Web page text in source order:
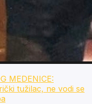
MEDENICE:
tužilac, ne vodi se